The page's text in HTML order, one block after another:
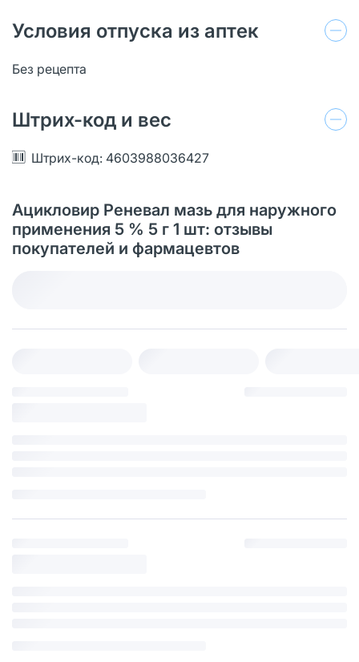
Условия отпуска из аптек
Без рецепта
Штрих-код и вес
Штрих-код: 4603988036427
Ацикловир Реневал мазь для наружного
применения 5 % 5 г 1 шт: отзывы
покупателей и фармацевтов